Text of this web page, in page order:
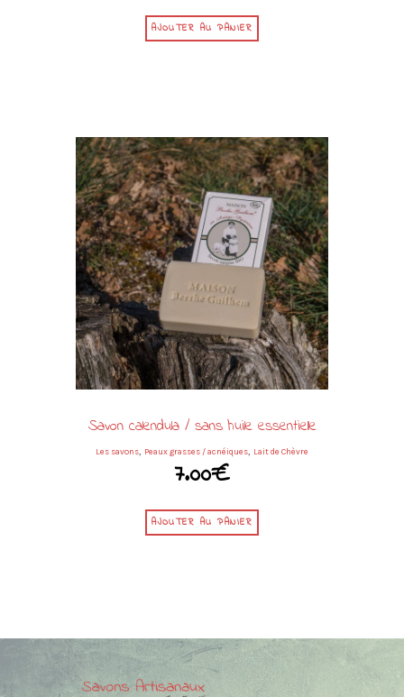
AJOUTER AU PANIER
Savon calendula / sans huile essentielle
Les savons Peaux grasses / acnéiques Lait de Chèvre
7.00€
AJOUTER AU PANIER